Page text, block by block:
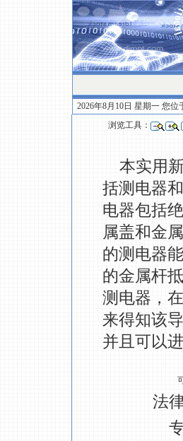
2026年8月10日 星期一 您位
浏览工具：
本实用新
括测电器
电器包括
属盖和金
的测电器
的金属杆
测电器，
来得知该
并且可以
法